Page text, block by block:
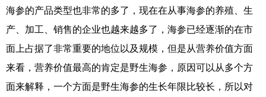
海参的产品类型也非常的多了，现在在从事海参的养殖、生
产、加工、销售的企业也越来越多了，海参已经逐渐的在市
面上占据了非常重要的地位以及规模，但是从营养价值方面
来看，营养价值最高的肯定是野生海参，原因可以从多个方
面来解释，一个方面是野生海参的生长年限比较长，所以对